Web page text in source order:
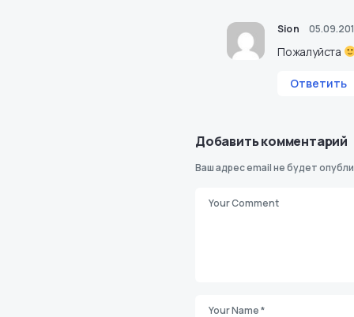
Sion
Пожалуйста
Ответить
Добавить комментарий
Ваш адрес email не будет